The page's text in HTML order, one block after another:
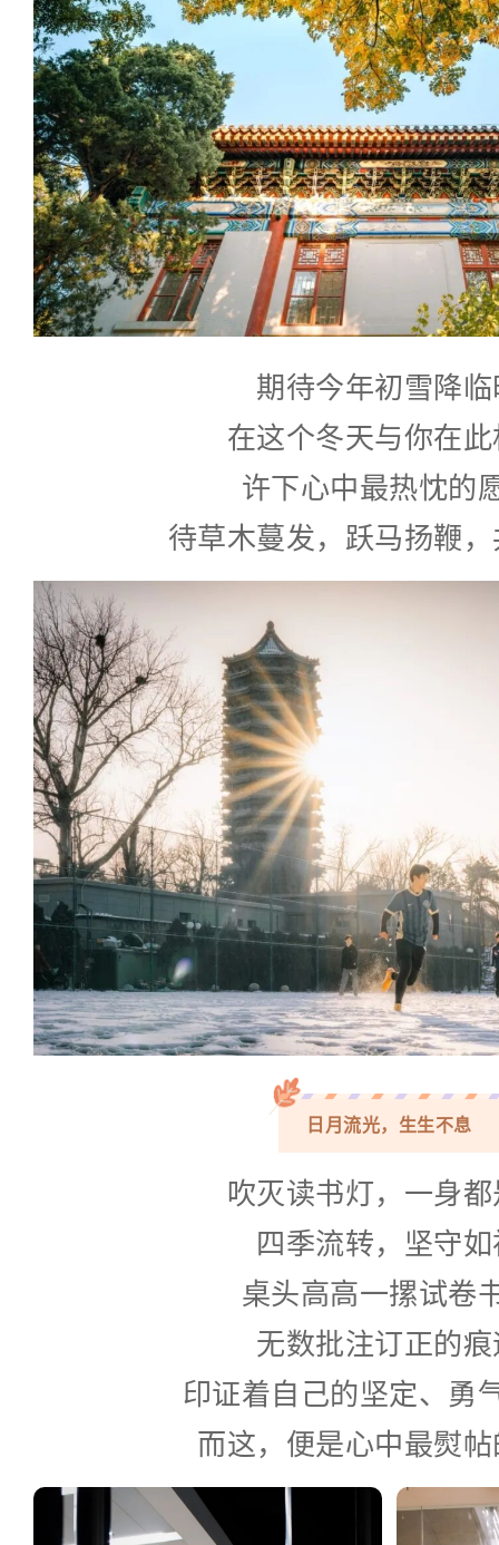
期待今年初雪降临
在这个冬天与你在
许下心中最热忱的
待草木蔓发，跃马扬鞭
日月流光，生生不息
吹灭读书灯，一身
四季流转，坚守
桌头高高一摞试卷
无数批注订正的痕
印证着自己的坚定、勇
而这，便是心中最熨